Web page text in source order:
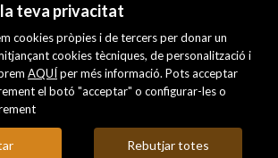
la teva privacitat
cookies pròpies i de tercers per donar un
cookies tècniques, de personalització i
AQUÍ per més informació. Pots acceptar
el botó "acceptar" o configurar-les o
Rebutjar totes